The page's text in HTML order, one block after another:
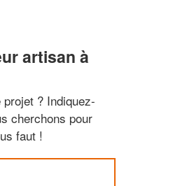
artisan à
? Indiquez-
cherchons pour
faut !